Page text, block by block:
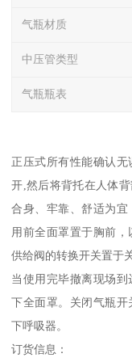
气瓶材质
中压管类型
气瓶瓶表
正压式所有性能确认
开,然后将背托在人体
合身、牢靠、舒适为
用前全面罩置于胸前
供给阀的转换开关置于
当使用完毕撤离现场
下全面罩。关闭气瓶
下呼吸器。
订货信息：